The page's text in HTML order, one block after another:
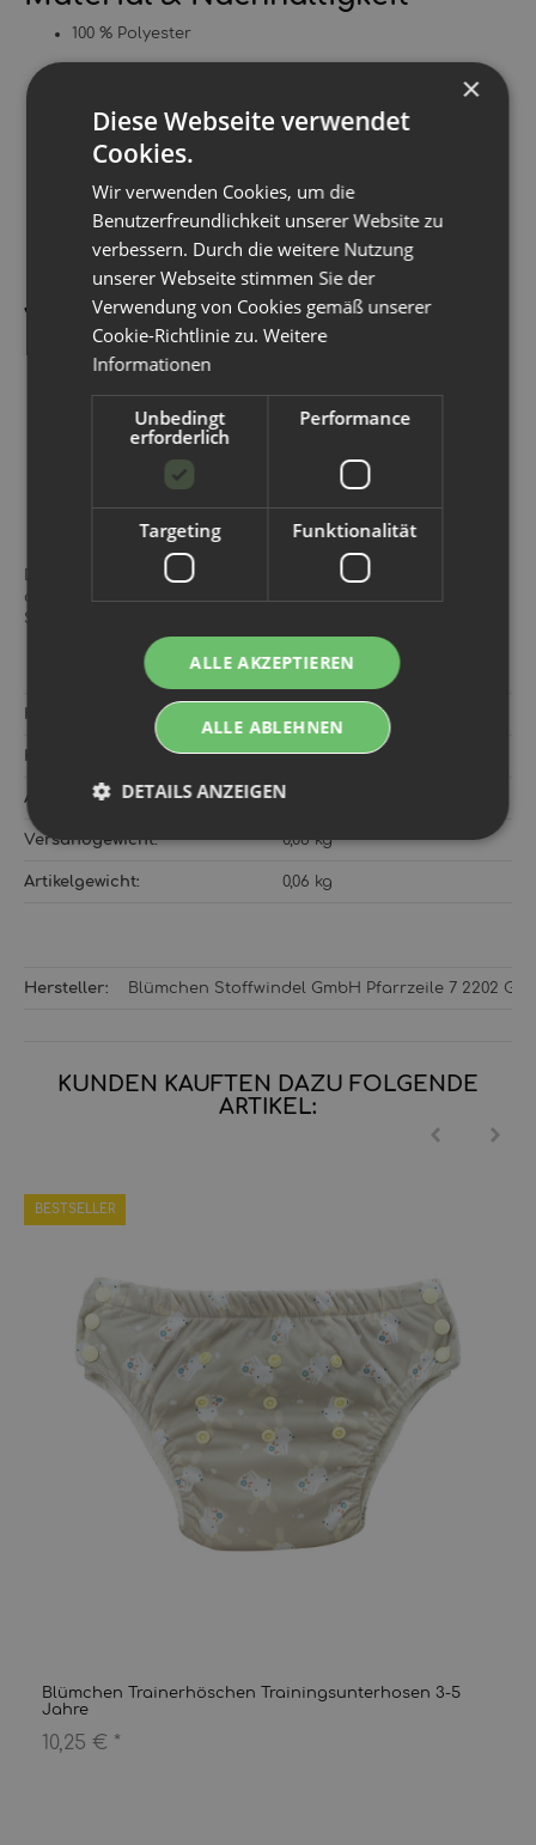
100 % Polyester
Hergestellt ausrecyceltem Polyester
Pflegehinweise
Nach dem Baden mit klarem Wasser ausspülen (Chlor
entfernen)
Waschbar beimaximal 40°Cin der Waschmaschine
Vorteile auf einen Blick
Wasserdicht & leicht im Wasser
Mitwachsend dank Druckknöpfen
Elastische Seiten – ideal als Pull-Up
Auch als Trainer nutzbar
Nachhaltiges Material
Diese Pull-Up Schwimmwindel ist die perfekte Kombination
aus Komfort, Funktionalität und Flexibilität – ideal für
Schwimmkurs, Urlaub oder die Sauberkeitsphase.
Trainerhöschen
Artikelnummer: 752449
Versandgewicht‍: 0,06 kg
Artikelgewicht‍: 0,06 kg
Hersteller: Blümchen Stoffwindel GmbH Pfarrzeile 7 2202
KUNDEN KAUFTEN DAZU FOLGENDE
ARTIKEL:
BESTSELLER
Blümchen Trainerhöschen Trainingsunterhosen 3-5
Jahre
10,25 € *
×
Diese Webseite verwendet
Cookies.
Wir verwenden Cookies, um die
Benutzerfreundlichkeit unserer Website zu
verbessern. Durch die weitere Nutzung
unserer Webseite stimmen Sie der
Verwendung von Cookies gemäß unserer
Cookie-Richtlinie zu.Weitere
Informationen
Unbedingt
erforderlich
Performance
Targeting Funktionalität
ALLE AKZEPTIEREN
ALLE ABLEHNEN
DETAILS ANZEIGEN